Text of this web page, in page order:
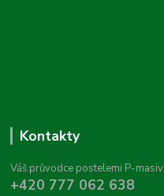
Kontakty
Váš průvodce postelemi P-masiv
+420 777 062 638